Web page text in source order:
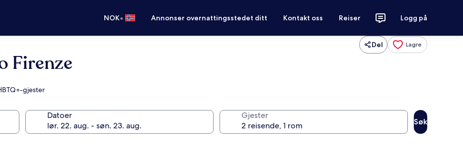
NOK• Annonser overnattingsstedet ditt Kontakt oss Reiser Logg på
Del Lagre
Firenze
gjester
Datoer Gjester
Søk